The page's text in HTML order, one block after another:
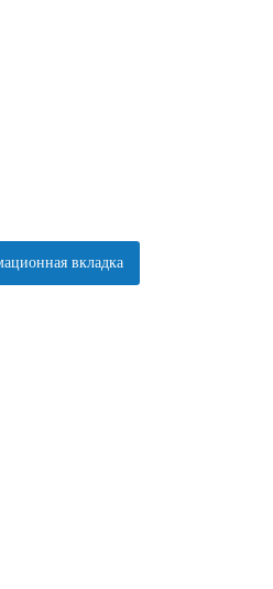
вкладка